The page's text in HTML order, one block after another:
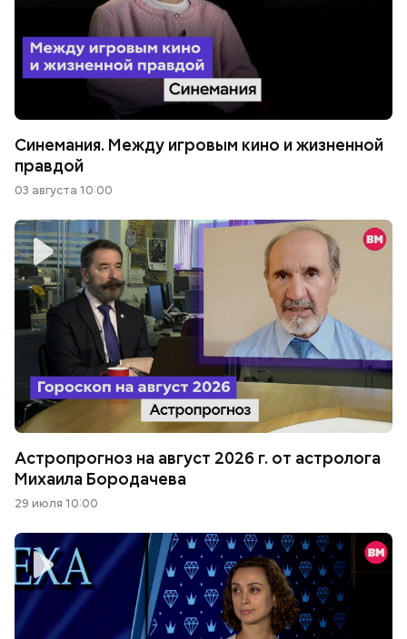
Синемания. Между игровым кино и жизненной
правдой
03 августа 10:00
Астропрогноз на август 2026 г. от астролога
Михаила Бородачева
29 июля 10:00